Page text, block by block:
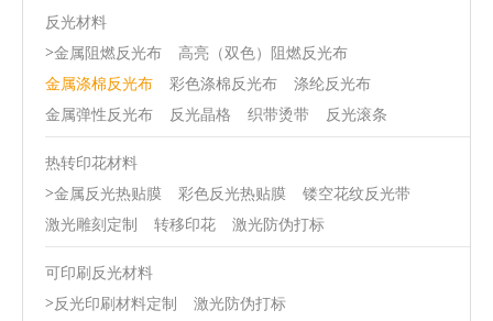
反光材料
>金属阻燃反光布
高亮（双色）阻燃反光布
金属涤棉反光布
彩色涤棉反光布
涤纶反光布
金属弹性反光布
反光晶格 织带烫带 反光滚条
热转印花材料
>金属反光热贴膜 彩色反光热贴膜
镂空花纹反光带
激光雕刻定制
转移印花 激光防伪打标
可印刷反光材料
>反光印刷材料定制 激光防伪打标